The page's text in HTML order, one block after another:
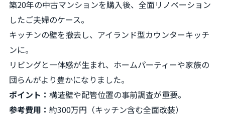
築20年の中古マンションを購入後、全面リノベーション
したご夫婦のケース。
キッチンの壁を撤去し、アイランド型カウンターキッチ
ンに。
リビングと一体感が生まれ、ホームパーティーや家族の
団らんがより豊かになりました。
ポイント： 構造壁や配管位置の事前調査が重要。
参考費用： 約300万円（キッチン含む全面改装）